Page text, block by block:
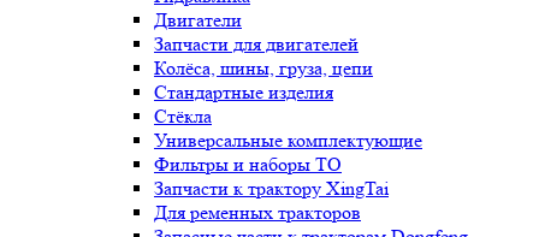
Двигатели
Запчасти для двигателей
Колёса, шины, груза, цепи
Стандартные изделия
Стёкла
Универсальные комплектующие
Фильтры и наборы ТО
Запчасти к трактору XingTai
Для ременных тракторов